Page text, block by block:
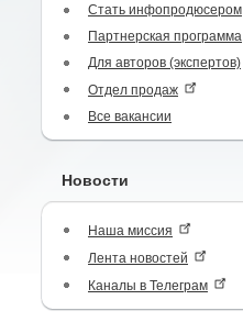
Стать инфопродюсером
Партнерская программа
Для авторов (экспертов)
Отдел продаж
Все вакансии
Новости
Наша миссия
Лента новостей
Каналы в Телеграм